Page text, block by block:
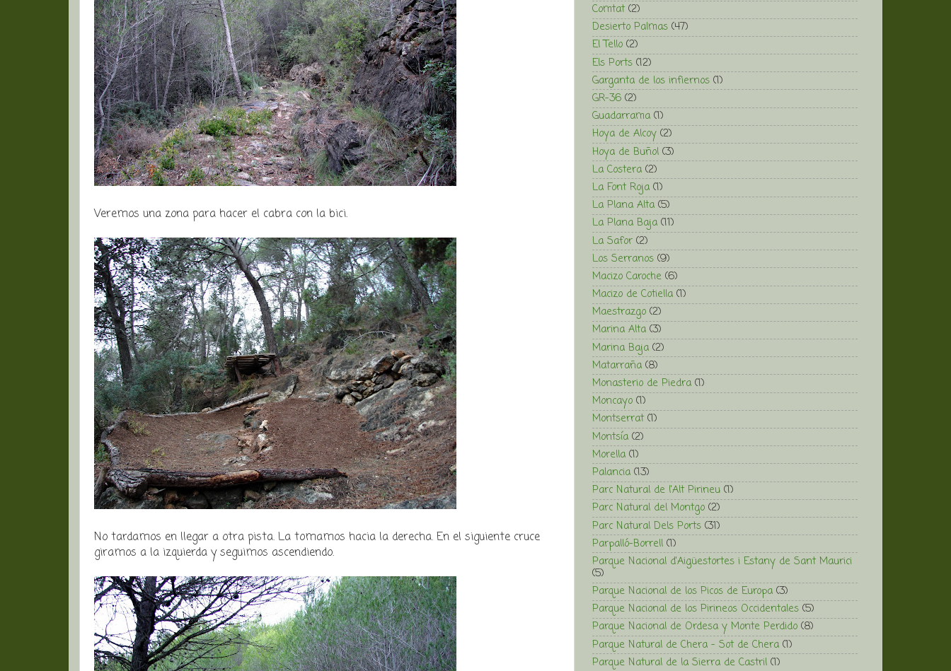
Veremos una zona para hacer el cabra con la bici.
No tardamos en llegar a otra pista. La tomamos hacia la derecha. En el siguiente cruce
giramos a la izquierda y seguimos ascendiendo.
Comtat (2)
Desierto Palmas (47)
El Tello (2)
Els Ports (12)
Garganta de los infiernos (1)
GR-36 (2)
Guadarrama (1)
Hoya de Alcoy (2)
Hoya de Buñol (3)
La Costera (2)
La Font Roja (1)
La Plana Alta (5)
La Plana Baja (11)
La Safor (2)
Los Serranos (9)
Macizo Caroche (6)
Macizo de Cotiella (1)
Maestrazgo (2)
Marina Alta (3)
Marina Baja (2)
Matarraña (8)
Monasterio de Piedra (1)
Moncayo (1)
Montserrat (1)
Montsía (2)
Morella (1)
Palancia (13)
Parc Natural de l'Alt Pirineu (1)
Parc Natural del Montgo (2)
Parc Natural Dels Ports (31)
Parpalló-Borrell (1)
Parque Nacional d'Aigüestortes i Estany de Sant Maurici
(5)
Parque Nacional de los Picos de Europa (3)
Parque Nacional de los Pirineos Occidentales (5)
Parque Nacional de Ordesa y Monte Perdido (8)
Parque Natural de Chera - Sot de Chera (1)
Parque Natural de la Sierra de Castril (1)